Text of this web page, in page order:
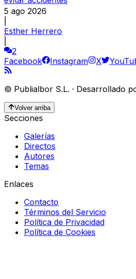
5 ago 2026
Esther Herrero
2
Facebook
Instagram X
© Publialbor S.L. · Desarrollado
Volver arriba
Secciones
Galerías
Directos
Autores
Temas
Enlaces
Contacto
Términos del Servicio
Política de Privacidad
Política de Cookies